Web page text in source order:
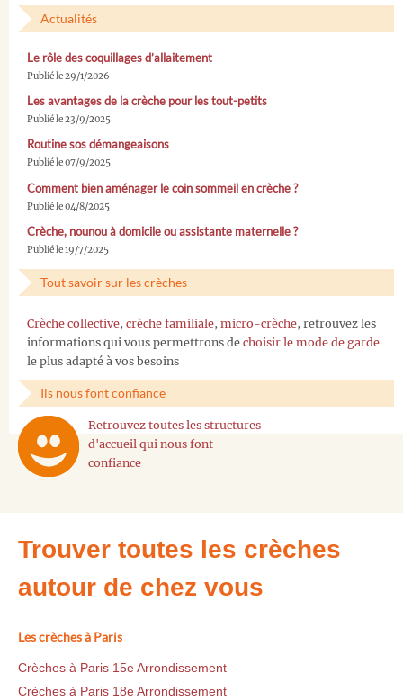
Actualités
Le rôle des coquillages d’allaitement
Publié le 29/1/2026
Les avantages de la crèche pour les tout-petits
Publié le 23/9/2025
Routine sos démangeaisons
Publié le 07/9/2025
Comment bien aménager le coin sommeil en crèche ?
Publié le 04/8/2025
Crèche, nounou à domicile ou assistante maternelle ?
Publié le 19/7/2025
Tout savoir sur les crèches
Crèche collective, crèche familiale, micro-crèche, retrouvez les
informations qui vous permettrons de choisir le mode de garde
le plus adapté à vos besoins
Ils nous font confiance
Retrouvez toutes les structures
d'accueil qui nous font
confiance
Trouver toutes les crèches
autour de chez vous
Les crèches à Paris
Crèches à Paris 15e Arrondissement
Crèches à Paris 18e Arrondissement